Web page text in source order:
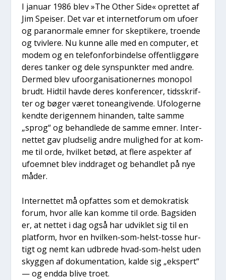
I janu­ar 1986 blev »The Other Side« opret­tet af
Jim Spei­ser. Det var et inter­net­forum om ufo­er
og para­nor­ma­le emner for skep­ti­ke­re, tro­en­de
og tviv­le­re. Nu kun­ne alle med en com­pu­ter, et
modem og en tele­fon­for­bin­del­se offent­lig­gø­re
deres tan­ker og dele syns­punk­ter med andre.
Der­med blev ufo­or­ga­ni­sa­tio­ner­nes monopol
brudt. Hidtil hav­de deres kon­fe­ren­cer, tids­skrif­
ter og bøger været tone­an­gi­ven­de. Ufo­lo­ger­ne
kend­te der­i­gen­nem hin­an­den, tal­te sam­me
„sprog“ og behand­le­de de sam­me emner. Inter­
net­tet gav plud­se­lig andre mulig­hed for at kom­
me til orde, hvil­ket betød, at fle­re aspek­ter af
ufo­em­net blev ind­dra­get og behand­let på nye
måder.
Inter­net­tet må opfat­tes som et demo­kra­tisk
forum, hvor alle kan kom­me til orde. Bag­si­den
er, at net­tet i dag også har udvik­let sig til en
plat­form, hvor en hvil­ken-som-helst-tos­se hur­
tigt og nemt kan udbre­de hvad-som-helst uden
skyg­gen af doku­men­ta­tion, kal­de sig „eks­pert“
— og end­da bli­ve tro­et.